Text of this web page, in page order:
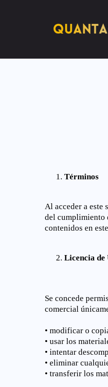
Términos
Al acceder a este
del cumplimiento
contenidos en
Licencia de
Se concede
comercial
• modificar o
• usar los
• intentar
• eliminar
• transferir los